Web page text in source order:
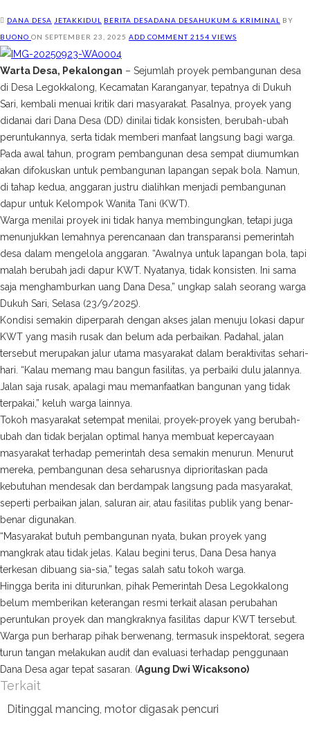
DANA DESA JETAKKIDUL BERITA DESADANA DESAHUKUM & KRIMINAL
BY
BUONO ON SEPTEMBER 23, 2025 ADD COMMENT 2154 VIEWS
Warta Desa, Pekalongan – Sejumlah proyek pembangunan desa
di Desa Legokkalong, Kecamatan Karanganyar, tepatnya di Dukuh
Sari, kembali menuai kritik dari masyarakat. Pasalnya, proyek yang
didanai dari Dana Desa (DD) dinilai tidak konsisten, berubah-ubah
peruntukannya, serta tidak memberi manfaat langsung bagi warga.
Pada awal tahun, program pembangunan desa sempat diumumkan
akan difokuskan untuk pembangunan lapangan sepak bola. Namun,
di tahap kedua, anggaran justru dialihkan menjadi pembangunan
dapur untuk Kelompok Wanita Tani (KWT).
Warga menilai proyek ini tidak hanya membingungkan, tetapi juga
menunjukkan lemahnya perencanaan dan transparansi pemerintah
desa dalam mengelola anggaran. “Awalnya untuk lapangan bola, tapi
malah berubah jadi dapur KWT. Nyatanya, tidak konsisten. Ini sama
saja menghamburkan uang Dana Desa,” ungkap salah seorang warga
Dukuh Sari, Selasa (23/9/2025).
Kondisi semakin diperparah dengan akses jalan menuju lokasi dapur
KWT yang masih rusak dan belum ada perbaikan. Padahal, jalan
tersebut merupakan jalur utama masyarakat dalam beraktivitas sehari-
hari. “Kalau memang mau bangun fasilitas, ya perbaiki dulu jalannya.
Jalan saja rusak, apalagi mau memanfaatkan bangunan yang tidak
terpakai,” keluh warga lainnya.
Tokoh masyarakat setempat menilai, proyek-proyek yang berubah-
ubah dan tidak berjalan optimal hanya membuat kepercayaan
masyarakat terhadap pemerintah desa semakin menurun. Menurut
mereka, pembangunan desa seharusnya diprioritaskan pada
kebutuhan mendesak dan berdampak langsung pada masyarakat,
seperti perbaikan jalan, saluran air, atau fasilitas publik yang benar-
benar digunakan.
“Masyarakat butuh pembangunan nyata, bukan proyek yang
mangkrak atau tidak jelas. Kalau begini terus, Dana Desa hanya
terkesan dibuang sia-sia,” tegas salah satu tokoh warga.
Hingga berita ini diturunkan, pihak Pemerintah Desa Legokkalong
belum memberikan keterangan resmi terkait alasan perubahan
peruntukan proyek dan mangkraknya fasilitas dapur KWT tersebut.
Warga pun berharap pihak berwenang, termasuk inspektorat, segera
turun tangan melakukan audit dan evaluasi terhadap penggunaan
Dana Desa agar tepat sasaran. (Agung Dwi Wicaksono)
Terkait
Ditinggal mancing, motor digasak pencuri